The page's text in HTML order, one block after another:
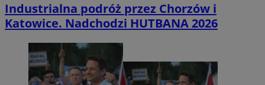
Industrialna podróż przez Chorzów i
Katowice. Nadchodzi HUTBANA 2026